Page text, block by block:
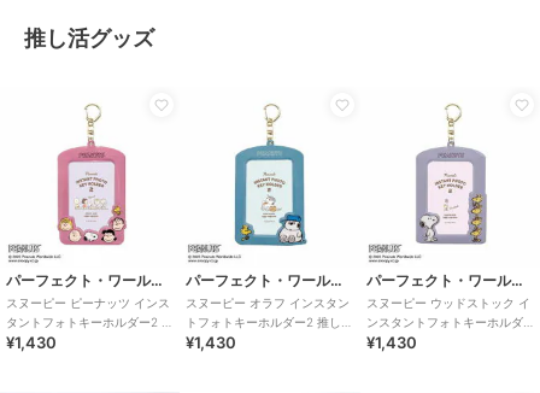
推し活グッズ
パーフェクト・ワールド・トーキョー
スヌーピー ピーナッツ インス
タントフォトキーホルダー2 推
し活 SNOOPY
¥1,430
パーフェクト・ワールド・トーキョー
スヌーピー オラフ インスタン
トフォトキーホルダー2 推し活
SNOOPY
¥1,430
パーフェクト・ワールド・トーキョー
スヌーピー ウッドストック イ
ンスタントフォトキーホルダ
ー2 推し活 SNOOPY
¥1,430